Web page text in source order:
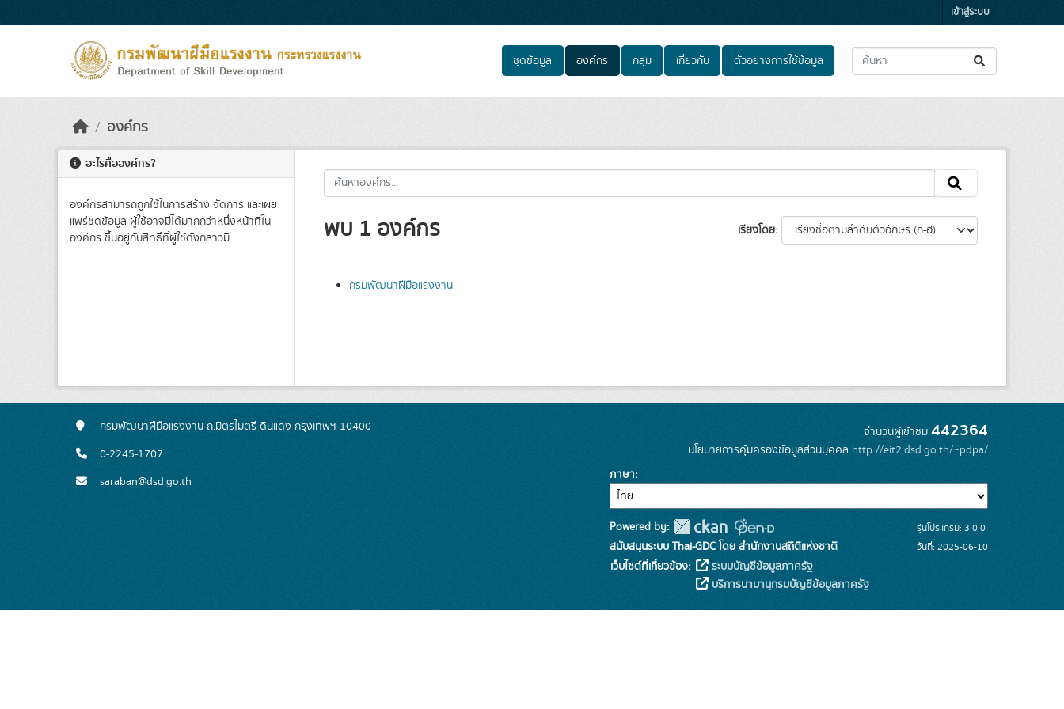
เข้าสู่ระบบ
ชุดข้อมูล องค์กร กลุ่ม เกี่ยวกับ ตัวอย่างการใช้ข้อมูล
องค์กร
อะไรคือองค์กร?
องค์กรสามารถถูกใช้ในการสร้าง จัดการ และเผย
แพร่ชุดข้อมูล ผู้ใช้อาจมีได้มากกว่าหนึ่งหน้าที่ใน
องค์กร ขึ้นอยู่กับสิทธิ์ที่ผู้ใช้ดังกล่าวมี
เรียงโดย
พบ 1 องค์กร
กรมพัฒนาฝีมือแรงงาน
กรมพัฒนาฝีมือแรงงาน ถ.มิตรไมตรี ดินแดง กรุงเทพฯ 10400
0-2245-1707
saraban@dsd.go.th
จำนวนผู้เข้าชม 442364
นโยบายการคุ้มครองข้อมูลส่วนบุคคล http://eit2.dsd.go.th/~pdpa/
ภาษา
Powered by:
สนับสนุนระบบ Thai-GDC โดย สำนักงานสถิติแห่งชาติ
เว็บไซต์ที่เกี่ยวข้อง:
ระบบบัญชีข้อมูลภาครัฐ
บริการนามานุกรมบัญชีข้อมูลภาครัฐ
รุ่นโปรแกรม: 3.0.0
วันที่: 2025-06-10